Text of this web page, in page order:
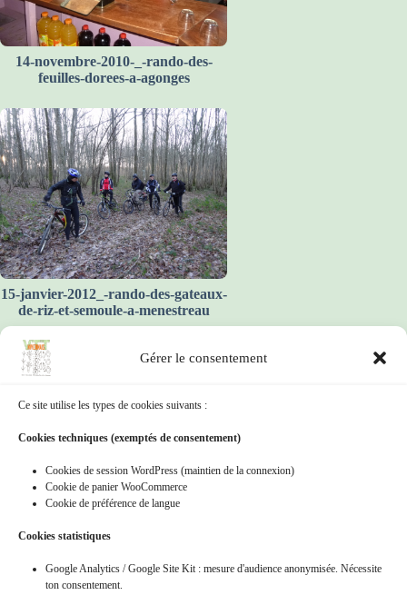
Gérer le consentement
Ce site utilise les types de cookies suivants :
Cookies techniques (exemptés de consentement)
Cookies de session WordPress (maintien de la connexion)
Cookie de panier WooCommerce
Cookie de préférence de langue
Cookies statistiques
Google Analytics / Google Site Kit : mesure d'audience anonymisée. Nécessite
ton consentement.
14-novembre-2010-_-rando-des-
feuilles-dorees-a-agonges
15-janvier-2012_-rando-des-gateaux-
de-riz-et-semoule-a-menestreau
15-mai-2011-_-rando-a-guerigny-de-
bertranges-vtt